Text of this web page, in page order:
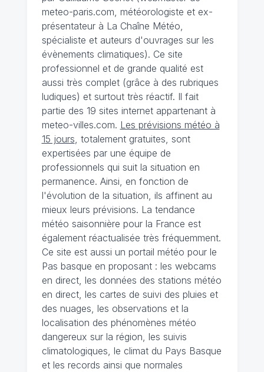
meteo-paris.com, météorologiste et ex-
présentateur à La Chaîne Météo,
spécialiste et auteurs d'ouvrages sur les
évènements climatiques). Ce site
professionnel et de grande qualité est
aussi très complet (grâce à des rubriques
ludiques) et surtout très réactif. Il fait
partie des 19 sites internet appartenant à
meteo-villes.com. Les prévisions météo à
15 jours , totalement gratuites, sont
expertisées par une équipe de
professionnels qui suit la situation en
permanence. Ainsi, en fonction de
l'évolution de la situation, ils affinent au
mieux leurs prévisions. La tendance
météo saisonnière pour la France est
également réactualisée très fréquemment.
Ce site est aussi un portail météo pour le
Pas basque en proposant : les webcams
en direct, les données des stations météo
en direct, les cartes de suivi des pluies et
des nuages, les observations et la
localisation des phénomènes météo
dangereux sur la région, les suivis
climatologiques, le climat du Pays Basque
et les records ainsi que normales